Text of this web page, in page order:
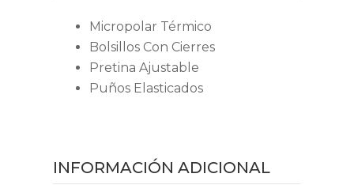
Micropolar Térmico
Bolsillos Con Cierres
Pretina Ajustable
Puños Elasticados
INFORMACIÓN ADICIONAL